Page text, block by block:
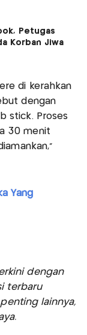
Petugas
Korban Jiwa
di kerahkan
dengan
stick. Proses
30 menit
Yang
dengan
terbaru
lainnya,